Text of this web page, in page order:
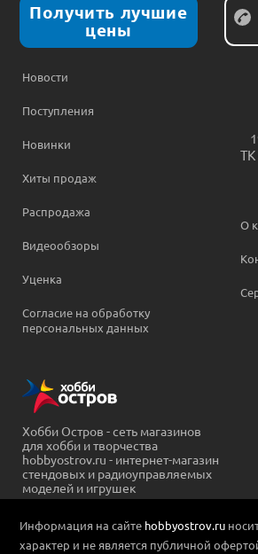
Получить лучшие
цены
Новости
Поступления
Новинки
Хиты продаж
Распродажа
Видеообзоры
Уценка
Согласие на обработку
персональных данных
ТК
О
Хобби Остров - сеть магазинов
для хобби и творчества
hobbyostrov.ru - интернет-магазин
стендовых и радиоуправляемых
моделей и игрушек
Информация на сайте hobbyostrov.ru
характер и не является публичной